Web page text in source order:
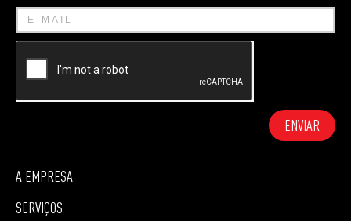
ENVIAR
A EMPRESA
SERVIÇOS